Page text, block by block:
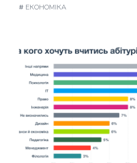
# ЕКОНОМІКА